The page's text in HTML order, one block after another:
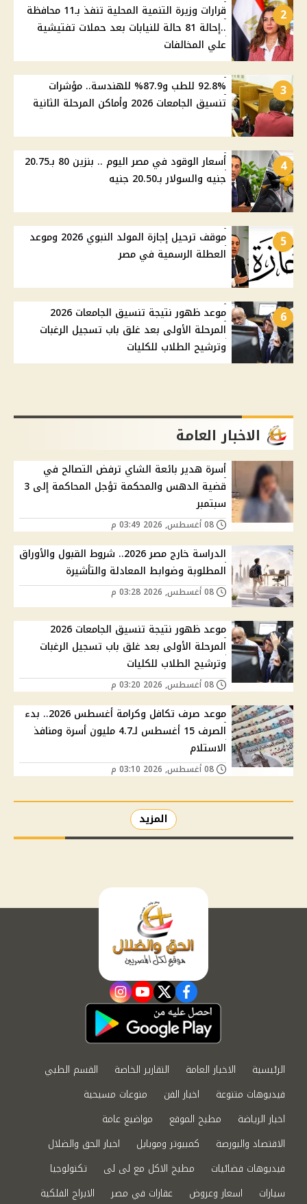
2
قرارات وزيرة التنمية المحلية تنفذ بـ11 محافظة
..إحالة 81 حالة للنيابات بعد حملات تفتيشية
علي المخالفات
3
92.8% للطب و87.9% للهندسة.. مؤشرات
تنسيق الجامعات 2026 وأماكن المرحلة الثانية
4
أسعار الوقود في مصر اليوم .. بنزين 80 بـ20.75
جنيه والسولار بـ20.50 جنيه
5
موقف ترحيل إجازة المولد النبوي 2026 وموعد
العطلة الرسمية في مصر
6
موعد ظهور نتيجة تنسيق الجامعات 2026
المرحلة الأولى بعد غلق باب تسجيل الرغبات
وترشيح الطلاب للكليات
الاخبار العامة
أسرة هدير بائعة الشاي ترفض التصالح في
قضية الدهس والمحكمة تؤجل المحاكمة إلى 3
سبتمبر
الدراسة خارج مصر 2026.. شروط القبول والأوراق
المطلوبة وضوابط المعادلة والتأشيرة
موعد ظهور نتيجة تنسيق الجامعات 2026
المرحلة الأولى بعد غلق باب تسجيل الرغبات
وترشيح الطلاب للكليات
موعد صرف تكافل وكرامة أغسطس 2026.. بدء
الصرف 15 أغسطس لـ4.7 مليون أسرة ومنافذ
الاستلام
المزيد
facebook
twitter
youtube
instagram
الرئيسية الاخبار العامة التقارير الخاصة
القسم الطبي
فيديوهات متنوعة
اخبار الفن
منوعات مسيحية
اخبار الرياضة
مطبخ الموقع
مواضيع عامة
الاقتصاد والبورصة
كمبيوتر وموبايل
اخبار الحق والضلال
فيديوهات فضائيات
مطبخ الاكل مع لى لى
تكنولوجيا
سيارات
اسعار وعروض عقارات في مصر الابراج الفلكية